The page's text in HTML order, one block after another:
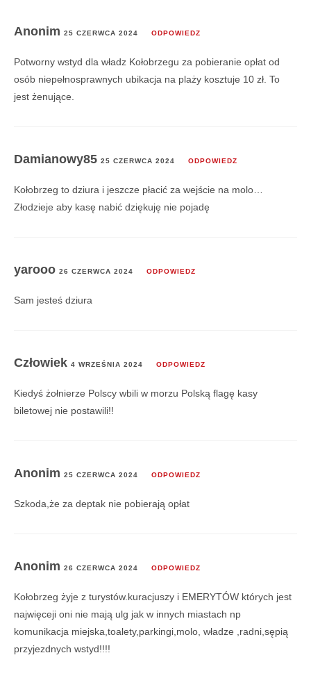
Anonim 25 CZERWCA 2024 ODPOWIEDZ
Potworny wstyd dla władz Kołobrzegu za pobieranie opłat od
osób niepełnosprawnych ubikacja na plaży kosztuje 10 zł. To
jest żenujące.
Damianowy85 25 CZERWCA 2024 ODPOWIEDZ
Kołobrzeg to dziura i jeszcze płacić za wejście na molo…
Złodzieje aby kasę nabić dziękuję nie pojadę
yarooo 26 CZERWCA 2024 ODPOWIEDZ
Sam jesteś dziura
Człowiek 4 WRZEŚNIA 2024 ODPOWIEDZ
Kiedyś żołnierze Polscy wbili w morzu Polską flagę kasy
biletowej nie postawili!!
Anonim 25 CZERWCA 2024 ODPOWIEDZ
Szkoda,że za deptak nie pobierają opłat
Anonim 26 CZERWCA 2024 ODPOWIEDZ
Kołobrzeg żyje z turystów.kuracjuszy i EMERYTÓW których jest
najwięceji oni nie mają ulg jak w innych miastach np
komunikacja miejska,toalety,parkingi,molo, władze ,radni,sępią
przyjezdnych wstyd!!!!